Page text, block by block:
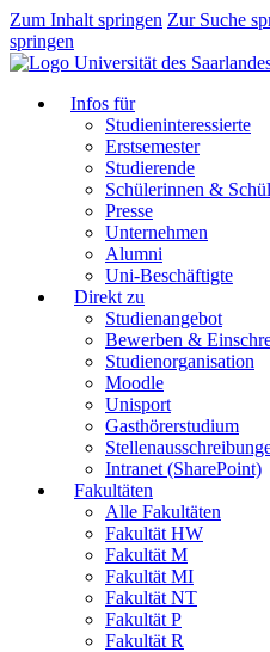
Zum Inhalt springen Zur Suche
springen
Infos für
Studieninteressierte
Erstsemester
Studierende
Schülerinnen &
Presse
Unternehmen
Alumni
Uni-Beschäftigte
Direkt zu
Studienangebot
Bewerben &
Studienorganisation
Moodle
Unisport
Gasthörerstudium
Intranet (SharePoint)
Fakultäten
Alle Fakultäten
Fakultät HW
Fakultät M
Fakultät MI
Fakultät NT
Fakultät P
Fakultät R